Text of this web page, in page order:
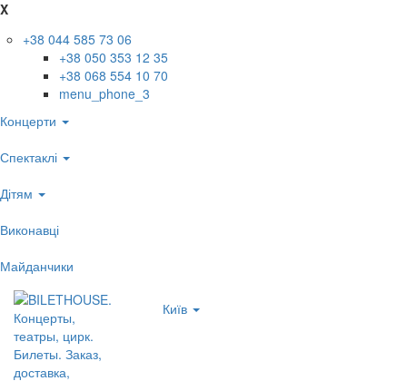
X
+38 044 585 73 06
+38 050 353 12 35
+38 068 554 10 70
menu_phone_3
Концерти
Спектаклі
Дітям
Виконавці
Майданчики
Київ